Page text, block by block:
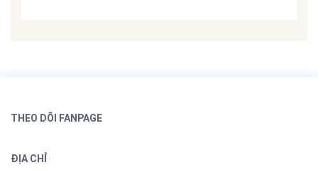
THEO DÕI FANPAGE
ĐỊA CHỈ